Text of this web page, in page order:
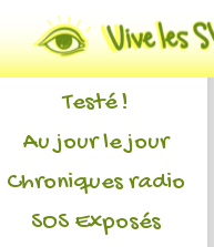
Actualités
L'association
Testé !
Au jour le jour
Chroniques radio
SOS Exposés